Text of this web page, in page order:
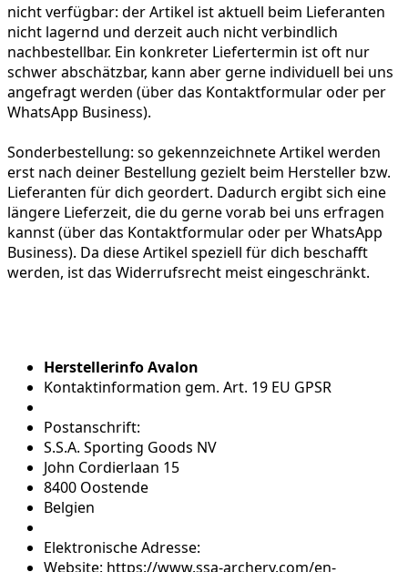
nicht verfügbar: der Artikel ist aktuell beim Lieferanten
nicht lagernd und derzeit auch nicht verbindlich
nachbestellbar. Ein konkreter Liefertermin ist oft nur
schwer abschätzbar, kann aber gerne individuell bei uns
angefragt werden (über das Kontaktformular oder per
WhatsApp Business).
Sonderbestellung: so gekennzeichnete Artikel werden
erst nach deiner Bestellung gezielt beim Hersteller bzw.
Lieferanten für dich geordert. Dadurch ergibt sich eine
längere Lieferzeit, die du gerne vorab bei uns erfragen
kannst (über das Kontaktformular oder per WhatsApp
Business). Da diese Artikel speziell für dich beschafft
werden, ist das Widerrufsrecht meist eingeschränkt.
Herstellerinfo Avalon
Kontaktinformation gem. Art. 19 EU GPSR
Postanschrift:
S.S.A. Sporting Goods NV
John Cordierlaan 15
8400 Oostende
Belgien
Elektronische Adresse:
Website: https://www.ssa-archery.com/en-